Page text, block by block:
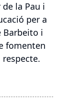
la Pau i
per a
Barbeito i
fomenten